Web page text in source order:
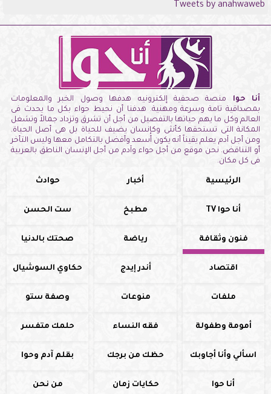
Tweets by anahwaweb
أنا حوا منصة صحفية إلكترونيه هدفها وصول الخبر والمعلومات
بمصداقية تامة وسرعة ومهنية. هدفنا أن نحيط حواء بكل ما يحدث فى
العالم وكل ما يهم حياتها بالتفصيل من أجل أن تشرق وتزداد جمالاً وتشغل
المكانة التى تستحقها كأنثى وكإنسان يضيف للحياة بل هى أصل الحياة.
ومن أجل آدم يعلم يقيناً أنه يكون أسعد وأفضل بالتكامل معها وليس التأخر
أو التناقض. نحن موقع من أجل حواء وآدم من أجل الإنسان الناطق بالعربية
فى كل مكان.
الرئيسية أخبار حوادث
أنا حوا TV مطبخ ست الحسن
فنون وثقافة رياضة صحتك بالدنيا
اقتصاد أندر إيدج حكاوي السوشيال
ملفات منوعات وصفة ستو
أمومة وطفولة فقه النساء حلمك متفسر
اسألي وأنا أجاوبك حظك من برجك بقلم آدم وحوا
أنا حوا حكايات زمان من نحن